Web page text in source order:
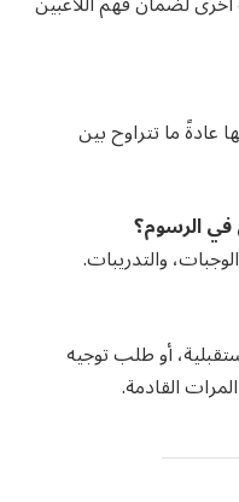
عادةً ما تتراوح بين
الرسوم؟
والتدريبات.
أو طلب توجيه
القادمة.